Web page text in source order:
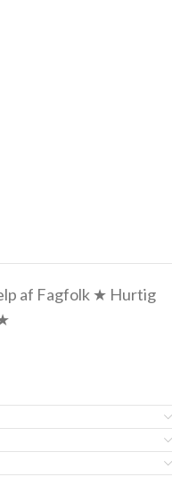
af Fagfolk ★ Hurtig